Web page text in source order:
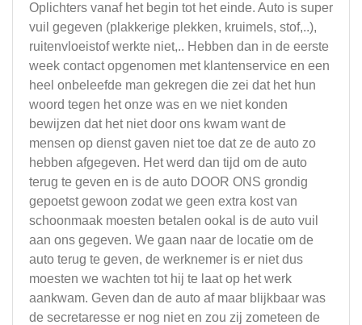
Oplichters vanaf het begin tot het einde. Auto is super
vuil gegeven (plakkerige plekken, kruimels, stof,..),
ruitenvloeistof werkte niet,.. Hebben dan in de eerste
week contact opgenomen met klantenservice en een
heel onbeleefde man gekregen die zei dat het hun
woord tegen het onze was en we niet konden
bewijzen dat het niet door ons kwam want de
mensen op dienst gaven niet toe dat ze de auto zo
hebben afgegeven. Het werd dan tijd om de auto
terug te geven en is de auto DOOR ONS grondig
gepoetst gewoon zodat we geen extra kost van
schoonmaak moesten betalen ookal is de auto vuil
aan ons gegeven. We gaan naar de locatie om de
auto terug te geven, de werknemer is er niet dus
moesten we wachten tot hij te laat op het werk
aankwam. Geven dan de auto af maar blijkbaar was
de secretaresse er nog niet en zou zij zometeen de